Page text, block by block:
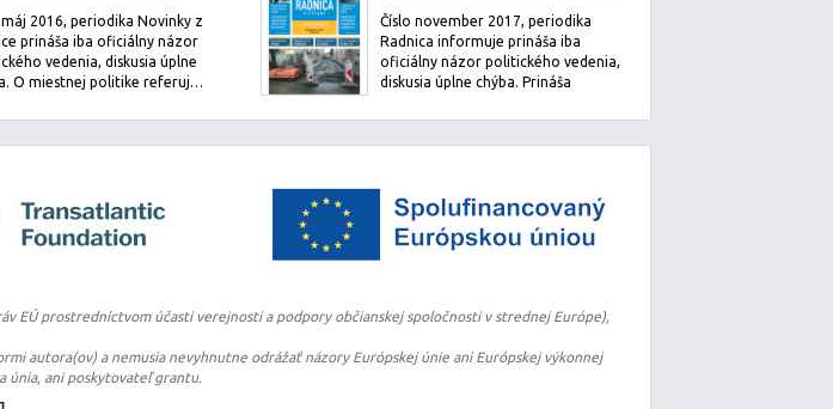
máj 2016, periodika Novinky z
prináša iba oficiálny názor
vedenia, diskusia úplne
O miestnej politike referuj…
Číslo november 2017, periodika
Radnica informuje prináša iba
oficiálny názor politického vedenia,
diskusia úplne chýba. Prináša
EÚ prostredníctvom účasti verejnosti a podpory občianskej spoločnosti v strednej Európe),
autora(ov) a nemusia nevyhnutne odrážať názory Európskej únie ani Európskej výkonnej
únia, ani poskytovateľ grantu.